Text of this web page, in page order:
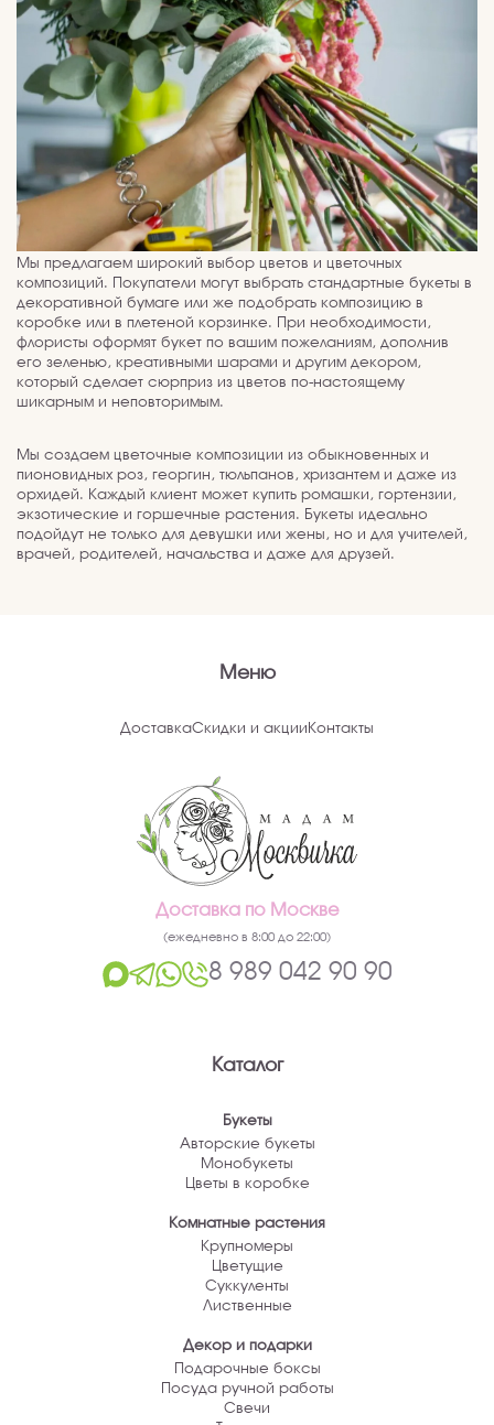
Мы предлагаем широкий выбор цветов и цветочных
композиций. Покупатели могут выбрать стандартные букеты в
декоративной бумаге или же подобрать композицию в
коробке или в плетеной корзинке. При необходимости,
флористы оформят букет по вашим пожеланиям, дополнив
его зеленью, креативными шарами и другим декором,
который сделает сюрприз из цветов по-настоящему
шикарным и неповторимым.
Мы создаем цветочные композиции из обыкновенных и
пионовидных роз, георгин, тюльпанов, хризантем и даже из
орхидей. Каждый клиент может купить ромашки, гортензии,
экзотические и горшечные растения. Букеты идеально
подойдут не только для девушки или жены, но и для учителей,
врачей, родителей, начальства и даже для друзей.
Меню
ДоставкаСкидки и акции Контакты
Доставка по Москве
(ежедневно в 8:00 до 22:00)
8 989 042 90 90
Каталог
Букеты
Авторские букеты
Монобукеты
Цветы в коробке
Комнатные растения
Крупномеры
Цветущие
Суккуленты
Лиственные
Декор и подарки
Подарочные боксы
Посуда ручной работы
Свечи